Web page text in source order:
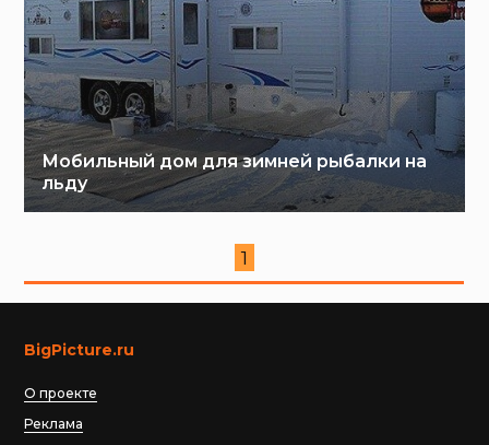
Мобильный дом для зимней рыбалки на
льду
1
BigPicture.ru
О проекте
Реклама